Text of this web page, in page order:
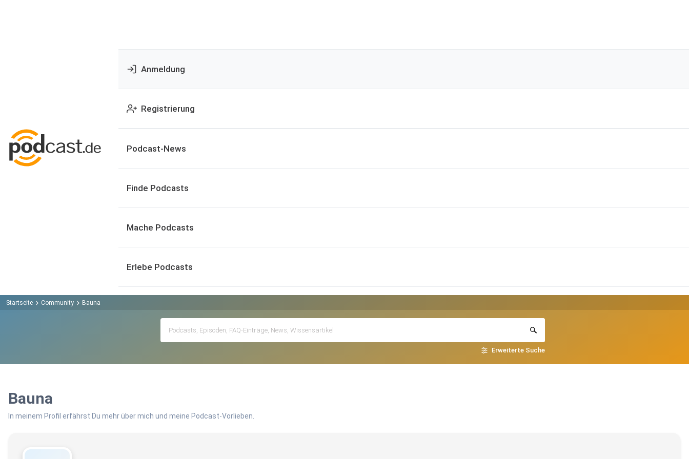
Anmeldung
Registrierung
Podcast-News
Finde Podcasts
Mache Podcasts
Erlebe Podcasts
Startseite Community Bauna
Erweiterte Suche
Bauna
In meinem Profil erfährst Du mehr über mich und meine Podcast-Vorlieben.